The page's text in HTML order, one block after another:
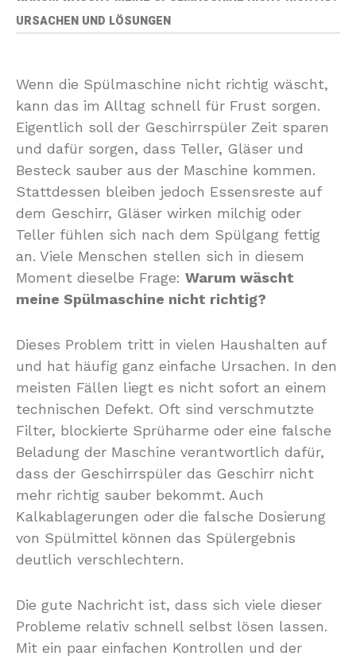
URSACHEN UND LÖSUNGEN
Wenn die Spülmaschine nicht richtig wäscht,
kann das im Alltag schnell für Frust sorgen.
Eigentlich soll der Geschirrspüler Zeit sparen
und dafür sorgen, dass Teller, Gläser und
Besteck sauber aus der Maschine kommen.
Stattdessen bleiben jedoch Essensreste auf
dem Geschirr, Gläser wirken milchig oder
Teller fühlen sich nach dem Spülgang fettig
an. Viele Menschen stellen sich in diesem
Moment dieselbe Frage: Warum wäscht
meine Spülmaschine nicht richtig?
Dieses Problem tritt in vielen Haushalten auf
und hat häufig ganz einfache Ursachen. In den
meisten Fällen liegt es nicht sofort an einem
technischen Defekt. Oft sind verschmutzte
Filter, blockierte Sprüharme oder eine falsche
Beladung der Maschine verantwortlich dafür,
dass der Geschirrspüler das Geschirr nicht
mehr richtig sauber bekommt. Auch
Kalkablagerungen oder die falsche Dosierung
von Spülmittel können das Spülergebnis
deutlich verschlechtern.
Die gute Nachricht ist, dass sich viele dieser
Probleme relativ schnell selbst lösen lassen.
Mit ein paar einfachen Kontrollen und der